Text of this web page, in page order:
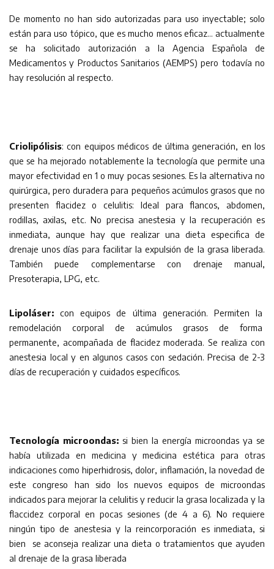
De momento no han sido autorizadas para uso inyectable; solo
están para uso tópico, que es mucho menos eficaz… actualmente
se ha solicitado autorización a la Agencia Española de
Medicamentos y Productos Sanitarios (AEMPS) pero todavía no
hay resolución al respecto.
Criolipólisis: con equipos médicos de última generación, en los
que se ha mejorado notablemente la tecnología que permite una
mayor efectividad en 1 o muy pocas sesiones. Es la alternativa no
quirúrgica, pero duradera para pequeños acúmulos grasos que no
presenten flacidez o celulitis: Ideal para flancos, abdomen,
rodillas, axilas, etc. No precisa anestesia y la recuperación es
inmediata, aunque hay que realizar una dieta especifica de
drenaje unos días para facilitar la expulsión de la grasa liberada.
También puede complementarse con drenaje manual,
Presoterapia, LPG, etc.
Lipoláser: con equipos de última generación. Permiten la
remodelación corporal de acúmulos grasos de forma
permanente, acompañada de flacidez moderada. Se realiza con
anestesia local y en algunos casos con sedación. Precisa de 2-3
días de recuperación y cuidados específicos.
Tecnología microondas: si bien la energía microondas ya se
había utilizada en medicina y medicina estética para otras
indicaciones como hiperhidrosis, dolor, inflamación, la novedad de
este congreso han sido los nuevos equipos de microondas
indicados para mejorar la celulitis y reducir la grasa localizada y la
flaccidez corporal en pocas sesiones (de 4 a 6). No requiere
ningún tipo de anestesia y la reincorporación es inmediata, si
bien se aconseja realizar una dieta o tratamientos que ayuden
al drenaje de la grasa liberada